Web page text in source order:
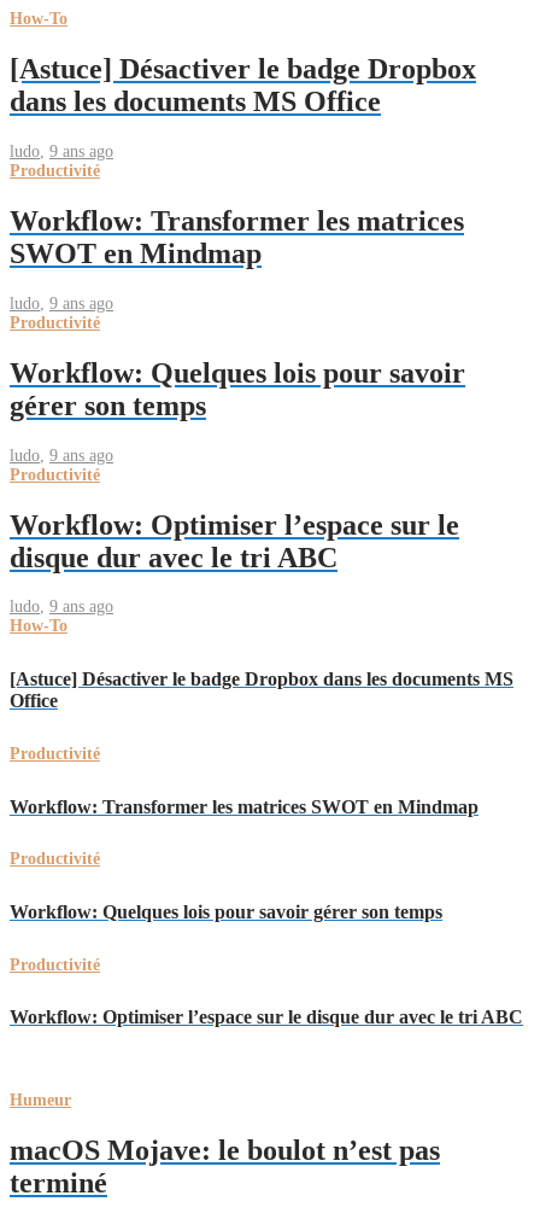
How-To
[Astuce] Désactiver le badge Dropbox
dans les documents MS Office
ludo, 9 ans ago
Productivité
Workflow: Transformer les matrices
SWOT en Mindmap
ludo 9 ans ago
Productivité
Workflow: Quelques lois pour savoir
gérer son temps
ludo 9 ans ago
Productivité
Workflow: Optimiser l’espace sur le
disque dur avec le tri ABC
ludo, 9 ans ago
How-To
[Astuce] Désactiver le badge Dropbox dans les documents MS
Office
Productivité
Workflow: Transformer les matrices SWOT en Mindmap
Productivité
Workflow: Quelques lois pour savoir gérer son temps
Productivité
Workflow: Optimiser l’espace sur le disque dur avec le tri ABC
Humeur
macOS Mojave: le boulot n’est pas
terminé